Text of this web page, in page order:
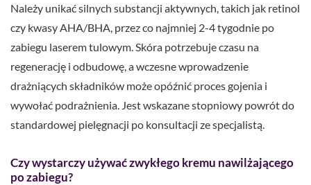
Należy unikać silnych substancji aktywnych, takich jak retinol
czy kwasy AHA/BHA, przez co najmniej 2-4 tygodnie po
zabiegu laserem tulowym. Skóra potrzebuje czasu na
regenerację i odbudowę, a wczesne wprowadzenie
drażniących składników może opóźnić proces gojenia i
wywołać podrażnienia. Jest wskazane stopniowy powrót do
standardowej pielęgnacji po konsultacji ze specjalistą.
Czy wystarczy używać zwykłego kremu nawilżającego
po zabiegu?